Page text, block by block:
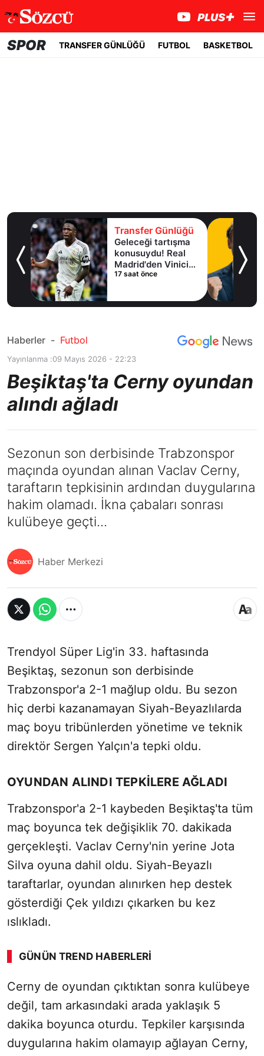
SPOR TRANSFER GÜNLÜĞÜ FUTBOL BASKETBOL
Transfer Günlüğü
Geleceği tartışma
konusuydu! Real
Madrid'den Vinicius
Junior kararı
17 saat önce
Haberler - Futbol
Yayınlanma :09 Mayıs 2026 - 22:23
Beşiktaş'ta Cerny oyundan
alındı ağladı
Sezonun son derbisinde Trabzonspor
maçında oyundan alınan Vaclav Cerny,
taraftarın tepkisinin ardından duygularına
hakim olamadı. İkna çabaları sonrası
kulübeye geçti...
Haber Merkezi
Trendyol Süper Lig'in 33. haftasında
Beşiktaş, sezonun son derbisinde
Trabzonspor'a 2-1 mağlup oldu. Bu sezon
hiç derbi kazanamayan Siyah-Beyazlılarda
maç boyu tribünlerden yönetime ve teknik
direktör Sergen Yalçın'a tepki oldu.
OYUNDAN ALINDI TEPKİLERE AĞLADI
Trabzonspor'a 2-1 kaybeden Beşiktaş'ta tüm
maç boyunca tek değişiklik 70. dakikada
gerçekleşti. Vaclav Cerny'nin yerine Jota
Silva oyuna dahil oldu. Siyah-Beyazlı
taraftarlar, oyundan alınırken hep destek
gösterdiği Çek yıldızı çıkarken bu kez
ıslıkladı.
GÜNÜN TREND HABERLERI
00:01 / 08:15
Sesi Aç
Cerny de oyundan çıktıktan sonra kulübeye
değil, tam arkasındaki arada yaklaşık 5
dakika boyunca oturdu. Tepkiler karşısında
duygularına hakim olamayıp ağlayan Cerny,